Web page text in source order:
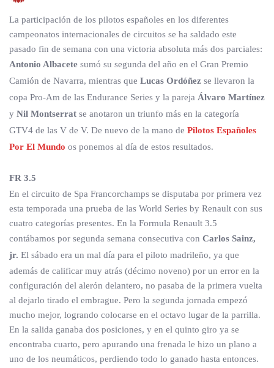
La participación de los pilotos españoles en los diferentes
campeonatos internacionales de circuitos se ha saldado este
pasado fin de semana con una victoria absoluta más dos parciales:
Antonio Albacete sumó su segunda del año en el Gran Premio
Camión de Navarra, mientras que Lucas Ordóñez se llevaron la
copa Pro-Am de las Endurance Series y la pareja Álvaro Martínez
y Nil Montserrat se anotaron un triunfo más en la categoría
GTV4 de las V de V. De nuevo de la mano de Pilotos Españoles
Por El Mundo os ponemos al día de estos resultados.
FR 3.5
En el circuito de Spa Francorchamps se disputaba por primera vez
esta temporada una prueba de las World Series by Renault con sus
cuatro categorías presentes. En la Formula Renault 3.5
contábamos por segunda semana consecutiva con Carlos Sainz,
jr. El sábado era un mal día para el piloto madrileño, ya que
además de calificar muy atrás (décimo noveno) por un error en la
configuración del alerón delantero, no pasaba de la primera vuelta
al dejarlo tirado el embrague. Pero la segunda jornada empezó
mucho mejor, logrando colocarse en el octavo lugar de la parrilla.
En la salida ganaba dos posiciones, y en el quinto giro ya se
encontraba cuarto, pero apurando una frenada le hizo un plano a
uno de los neumáticos, perdiendo todo lo ganado hasta entonces.